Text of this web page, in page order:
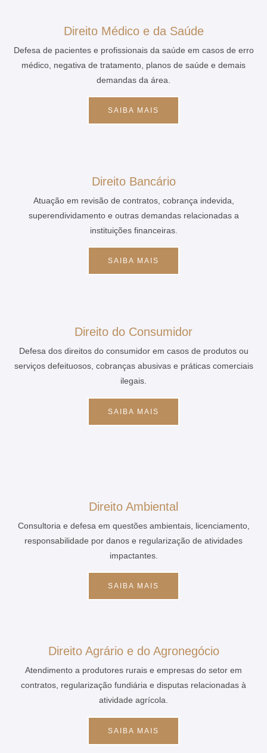
Direito Médico e da Saúde
Defesa de pacientes e profissionais da saúde em casos de erro
médico, negativa de tratamento, planos de saúde e demais
demandas da área.
SAIBA MAIS
Direito Bancário
Atuação em revisão de contratos, cobrança indevida,
superendividamento e outras demandas relacionadas a
instituições financeiras.
SAIBA MAIS
Direito do Consumidor
Defesa dos direitos do consumidor em casos de produtos ou
serviços defeituosos, cobranças abusivas e práticas comerciais
ilegais.
SAIBA MAIS
Direito Ambiental
Consultoria e defesa em questões ambientais, licenciamento,
responsabilidade por danos e regularização de atividades
impactantes.
SAIBA MAIS
Direito Agrário e do Agronegócio
Atendimento a produtores rurais e empresas do setor em
contratos, regularização fundiária e disputas relacionadas à
atividade agrícola.
SAIBA MAIS